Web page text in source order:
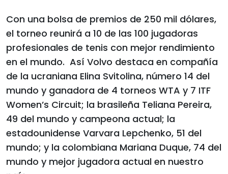
Con una bolsa de premios de 250 mil dólares,
el torneo reunirá a 10 de las 100 jugadoras
profesionales de tenis con mejor rendimiento
en el mundo. Así Volvo destaca en compañía
de la ucraniana Elina Svitolina, número 14 del
mundo y ganadora de 4 torneos WTA y 7 ITF
Women’s Circuit; la brasileña Teliana Pereira,
49 del mundo y campeona actual; la
estadounidense Varvara Lepchenko, 51 del
mundo; y la colombiana Mariana Duque, 74 del
mundo y mejor jugadora actual en nuestro